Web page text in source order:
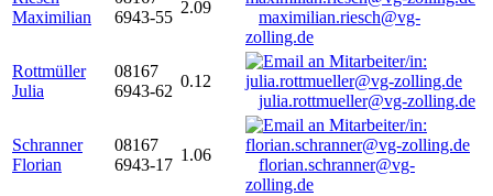
Maximilian
6943-55
2.09
maximilian.riesch@vg-
zolling.de
Rottmüller
Julia
08167
6943-62
0.12
julia.rottmueller@vg-zolling.de
Schranner
Florian
08167
6943-17
1.06
florian.schranner@vg-
zolling.de